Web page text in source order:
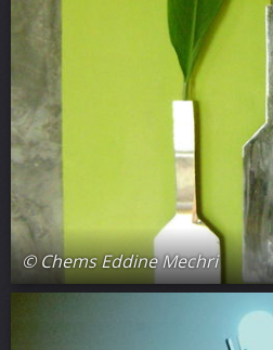
© Chems Eddine Mechri